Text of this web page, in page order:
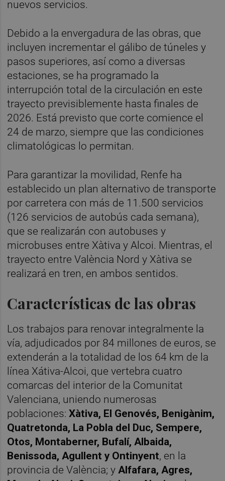
nuevos servicios.
Debido a la envergadura de las obras, que
incluyen incrementar el gálibo de túneles y
pasos superiores, así como a diversas
estaciones, se ha programado la
interrupción total de la circulación en este
trayecto previsiblemente hasta finales de
2026. Está previsto que corte comience el
24 de marzo, siempre que las condiciones
climatológicas lo permitan.
Para garantizar la movilidad, Renfe ha
establecido un plan alternativo de transporte
por carretera con más de 11.500 servicios
(126 servicios de autobús cada semana),
que se realizarán con autobuses y
microbuses entre Xàtiva y Alcoi. Mientras, el
trayecto entre València Nord y Xàtiva se
realizará en tren, en ambos sentidos.
Características de las obras
Los trabajos para renovar integralmente la
vía, adjudicados por 84 millones de euros, se
extenderán a la totalidad de los 64 km de la
línea Xátiva-Alcoi, que vertebra cuatro
comarcas del interior de la Comunitat
Valenciana, uniendo numerosas
poblaciones:Xàtiva, El Genovés, Benigànim,
Quatretonda, La Pobla del Duc, Sempere,
Otos, Montaberner, Bufalí, Albaida,
Benissoda, Agullent y Ontinyent, en la
provincia de València; y Alfafara, Agres,